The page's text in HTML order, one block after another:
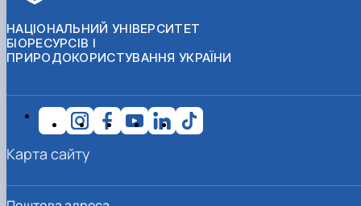
НАЦІОНАЛЬНИЙ УНІВЕРСИТЕТ
БІОРЕСУРСІВ І
ПРИРОДОКОРИСТУВАННЯ УКРАЇНИ
Карта сайту